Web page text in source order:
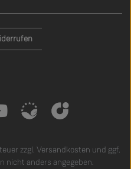
zzgl. Versandkosten und ggf.
nicht anders angegeben.